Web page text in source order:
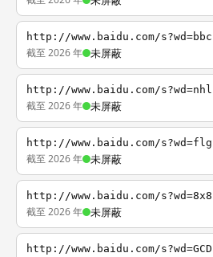
http://www.baidu.com/s?wd=bbc
截至 2026 年 未屏蔽
http://www.baidu.com/s?wd=nhl
截至 2026 年 未屏蔽
http://www.baidu.com/s?wd=flg
截至 2026 年 未屏蔽
http://www.baidu.com/s?wd=8x8
截至 2026 年 未屏蔽
http://www.baidu.com/s?wd=GCD